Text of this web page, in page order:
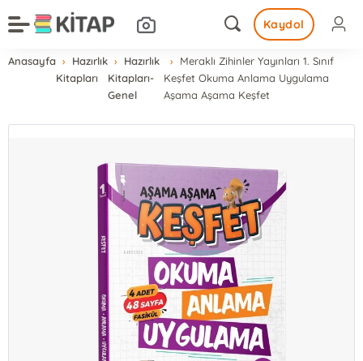
Kaydol
Anasayfa
Hazırlık
Kitapları
Hazırlık
Kitapları-
Genel
Meraklı Zihinler Yayınları 1. Sınıf
Keşfet Okuma Anlama Uygulama
Aşama Aşama Keşfet